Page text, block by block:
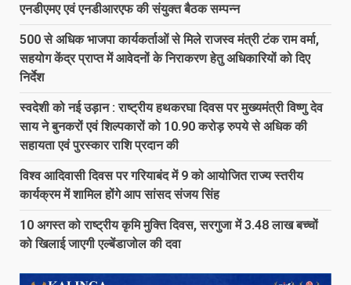
एनडीएमए एवं एनडीआरएफ की संयुक्त बैठक सम्पन्न
500 से अधिक भाजपा कार्यकर्ताओं से मिले राजस्व मंत्री टंक राम वर्मा,
सहयोग केंद्र प्राप्त में आवेदनों के निराकरण हेतु अधिकारियों को दिए
निर्देश
स्वदेशी को नई उड़ान : राष्ट्रीय हथकरघा दिवस पर मुख्यमंत्री विष्णु देव
साय ने बुनकरों एवं शिल्पकारों को 10.90 करोड़ रुपये से अधिक की
सहायता एवं पुरस्कार राशि प्रदान की
विश्व आदिवासी दिवस पर गरियाबंद में 9 को आयोजित राज्य स्तरीय
कार्यक्रम में शामिल होंगे आप सांसद संजय सिंह
10 अगस्त को राष्ट्रीय कृमि मुक्ति दिवस, सरगुजा में 3.48 लाख बच्चों
को खिलाई जाएगी एल्बेंडाजोल की दवा